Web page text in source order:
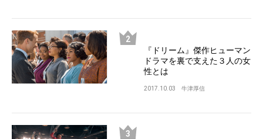
『ドリーム』傑作ヒューマン
ドラマを裏で支えた３人の女
性とは
2017.10.03 牛津厚信